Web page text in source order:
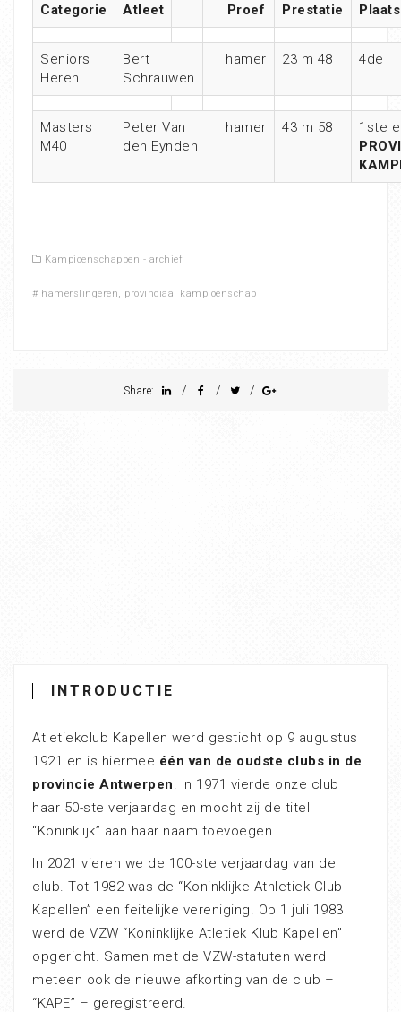
Categorie Atleet Proef Prestatie Plaats
Seniors
Heren
Bert
Schrauwen
hamer 23 m 48 4de
Masters
M40
Peter Van
den Eynden
hamer 43 m 58
1ste
Kampioenschappen - archief
# hamerslingeren, provinciaal kampioenschap
Share: / / /
INTRODUCTIE
Atletiekclub Kapellen werd gesticht op 9 augustus
1921 en is hiermee één van de oudste clubs in de
provincie Antwerpen. In 1971 vierde onze club
haar 50-ste verjaardag en mocht zij de titel
“Koninklijk” aan haar naam toevoegen.
In 2021 vieren we de 100-ste verjaardag van de
club. Tot 1982 was de “Koninklijke Athletiek Club
Kapellen” een feitelijke vereniging. Op 1 juli 1983
werd de VZW “Koninklijke Atletiek Klub Kapellen”
opgericht. Samen met de VZW-statuten werd
meteen ook de nieuwe afkorting van de club –
“KAPE” – geregistreerd.